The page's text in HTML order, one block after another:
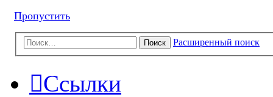
Пропустить
Поиск Расширенный поиск
Ссылки